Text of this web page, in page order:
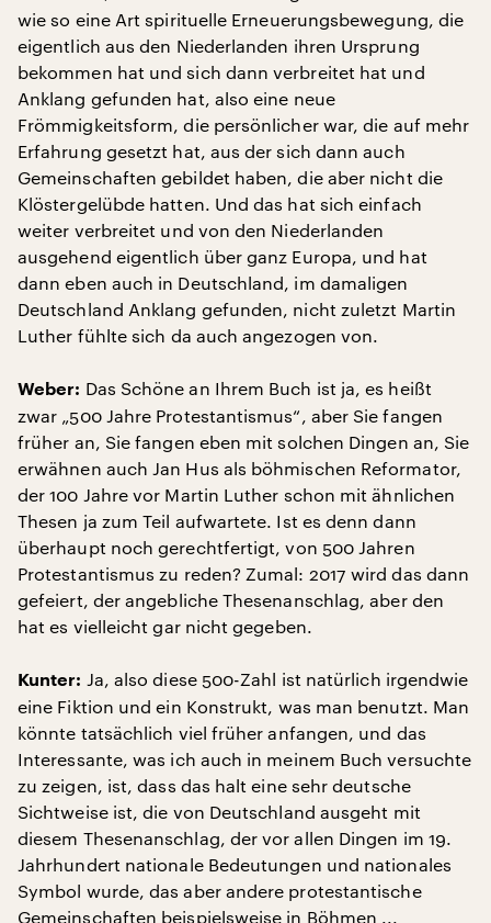
wie so eine Art spirituelle Erneuerungsbewegung, die
eigentlich aus den Niederlanden ihren Ursprung
bekommen hat und sich dann verbreitet hat und
Anklang gefunden hat, also eine neue
Frömmigkeitsform, die persönlicher war, die auf mehr
Erfahrung gesetzt hat, aus der sich dann auch
Gemeinschaften gebildet haben, die aber nicht die
Klöstergelübde hatten. Und das hat sich einfach
weiter verbreitet und von den Niederlanden
ausgehend eigentlich über ganz Europa, und hat
dann eben auch in Deutschland, im damaligen
Deutschland Anklang gefunden, nicht zuletzt Martin
Luther fühlte sich da auch angezogen von.
Weber: Das Schöne an Ihrem Buch ist ja, es heißt
zwar „500 Jahre Protestantismus“, aber Sie fangen
früher an, Sie fangen eben mit solchen Dingen an, Sie
erwähnen auch Jan Hus als böhmischen Reformator,
der 100 Jahre vor Martin Luther schon mit ähnlichen
Thesen ja zum Teil aufwartete. Ist es denn dann
überhaupt noch gerechtfertigt, von 500 Jahren
Protestantismus zu reden? Zumal: 2017 wird das dann
gefeiert, der angebliche Thesenanschlag, aber den
hat es vielleicht gar nicht gegeben.
Kunter: Ja, also diese 500-Zahl ist natürlich irgendwie
eine Fiktion und ein Konstrukt, was man benutzt. Man
könnte tatsächlich viel früher anfangen, und das
Interessante, was ich auch in meinem Buch versuchte
zu zeigen, ist, dass das halt eine sehr deutsche
Sichtweise ist, die von Deutschland ausgeht mit
diesem Thesenanschlag, der vor allen Dingen im 19.
Jahrhundert nationale Bedeutungen und nationales
Symbol wurde, das aber andere protestantische
Gemeinschaften beispielsweise in Böhmen ...